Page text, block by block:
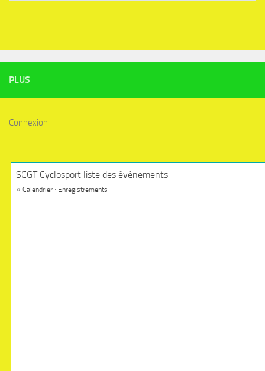
PLUS
Connexion
SCGT Cyclosport liste des évènements
» Calendrier · Enregistrements